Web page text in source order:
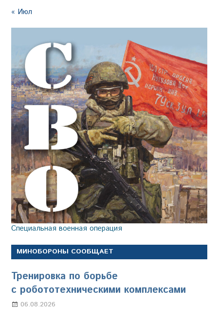
« Июл
Специальная военная операция
МИНОБОРОНЫ СООБЩАЕТ
Тренировка по борьбе
с робототехническими комплексами
06.08.2026